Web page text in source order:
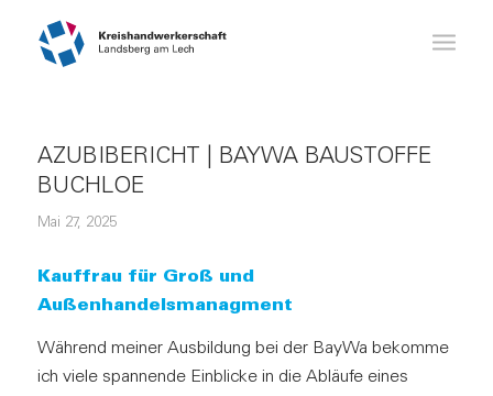
AZUBIBERICHT | BAYWA BAUSTOFFE
BUCHLOE
Mai 27, 2025
Kauffrau für Groß und
Außenhandelsmanagment
Während meiner Ausbildung bei der BayWa bekomme
ich viele spannende Einblicke in die Abläufe eines